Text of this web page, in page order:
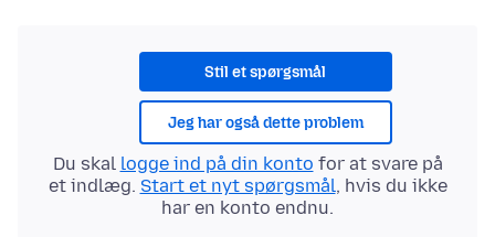
Stil et spørgsmål
Jeg har også dette problem
Du skal logge ind på din konto for at svare på
et indlæg. Start et nyt spørgsmål, hvis du ikke
har en konto endnu.